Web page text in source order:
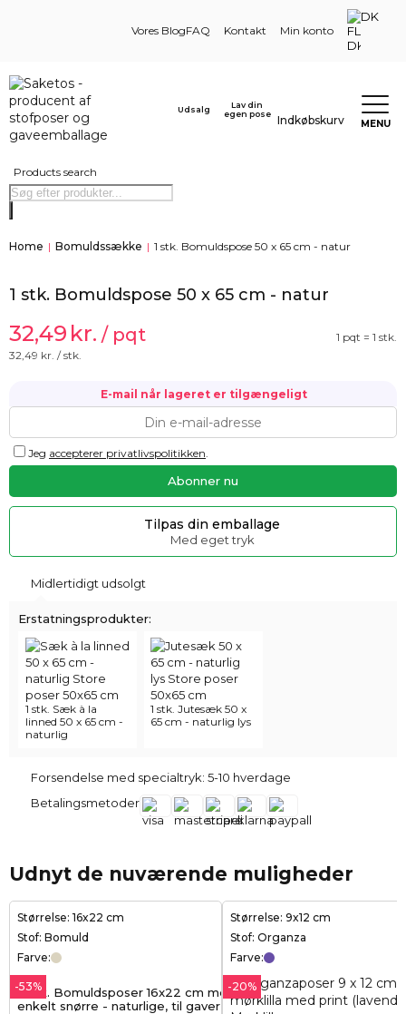
Vores BlogFAQ Kontakt Min konto
DK
Products search
Udsalg
Lav din
egen pose
Indkøbskurv MENU
Home | Bomuldssække | 1 stk. Bomuldspose 50 x 65 cm - natur
1 stk. Bomuldspose 50 x 65 cm - natur
32,49 kr. / pqt
1 pqt = 1 stk.
32,49 kr. / stk.
E-mail når lageret er tilgængeligt
Jeg accepterer privatlivspolitikken
Tilpas din emballage
Med eget tryk
Midlertidigt udsolgt
Erstatningsprodukter:
1 stk. Sæk à la
linned 50 x 65 cm -
naturlig
1 stk. Jutesæk 50 x
65 cm - naturlig lys
Forsendelse med specialtryk: 5-10 hverdage
Betalingsmetoder
Udnyt de nuværende muligheder
Størrelse: 16x22 cm
Stof: Bomuld
Farve:
-53%
5 stk. Bomuldsposer 16x22 cm med
enkelt snørre - naturlige, til gaver
Størrelse: 9x12 cm
Stof: Organza
Farve:
-20%